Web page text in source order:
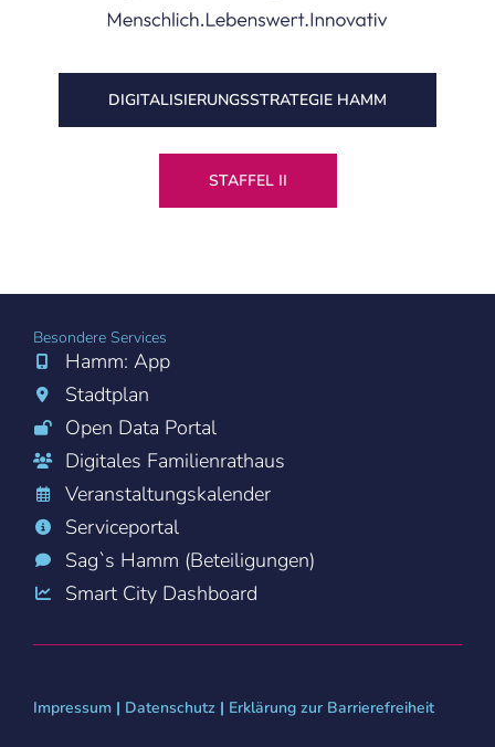
DIGITALISIERUNGS­STRATEGIE HAMM
STAFFEL II
Besondere Services
Hamm: App
Stadtplan
Open Data Portal
Digitales Familienrathaus
Veranstaltungskalender
Serviceportal
Sag`s Hamm (Beteiligungen)
Smart City Dashboard
Impressum | Datenschutz | Erklärung zur Barrierefreiheit